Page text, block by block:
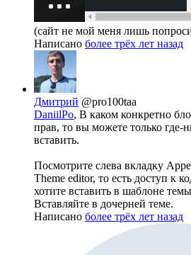
(сайт не мой меня лишь
Написано более трёх лет назад
Дмитрий @pro100taa
DaniilPo, В каком конкретно
прав, то вы можете только где-
вставить.
Посмотрите слева вкладку
Theme editor, то есть доступ к
хотите вставить в шаблоне
Вставляйте в дочерней теме.
Написано более трёх лет назад